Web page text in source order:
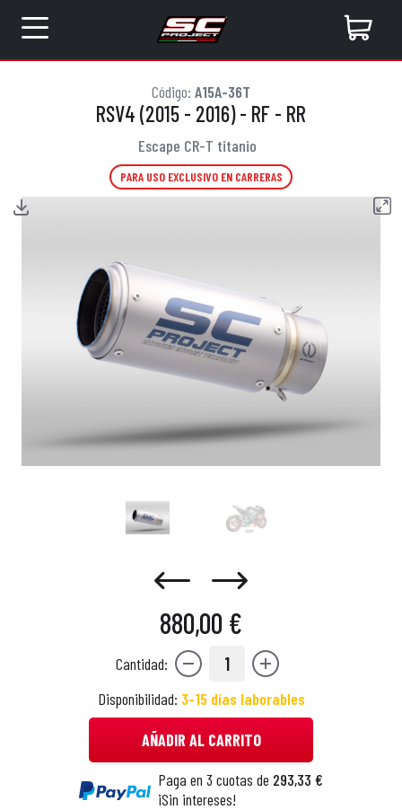
Código: A15A-36T
RSV4 (2015 - 2016) - RF - RR
Escape CR-T titanio
PARA USO EXCLUSIVO EN CARRERAS
880,00 €
Cantidad: 1
Disponibilidad: 3-15 días laborables
AÑADIR AL CARRITO
Paga en 3 cuotas de 293,33 €
¡Sin intereses!